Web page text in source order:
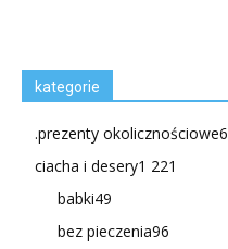
kategorie
.prezenty okolicznościowe6
ciacha i desery1 221
babki49
bez pieczenia96